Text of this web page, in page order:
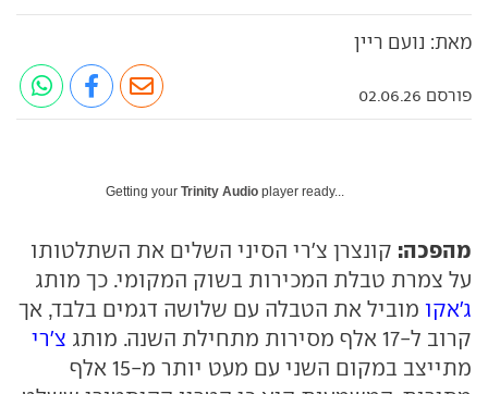
מאת: נועם ריין
פורסם 02.06.26
Getting your Trinity Audio player ready...
מהפכה: קונצרן צ'רי הסיני השלים את השתלטותו
על צמרת טבלת המכירות בשוק המקומי. כך מותג
ג'אקו מוביל את הטבלה עם שלושה דגמים בלבד, אך
קרוב ל-17 אלף מסירות מתחילת השנה. מותג
צ'רי
מתייצב במקום השני עם מעט יותר מ-15 אלף